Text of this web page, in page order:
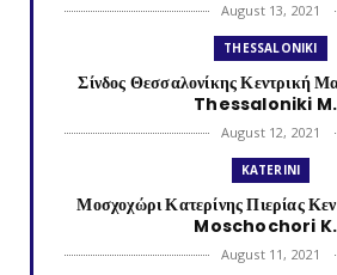
August 13, 2021
THESSALONIKI
Σίνδος Θεσσαλονίκης Κεντρική
Thessaloniki
August 12, 2021
KATERINI
Μοσχοχώρι Κατερίνης Πιερίας
Moschochori
August 11, 2021